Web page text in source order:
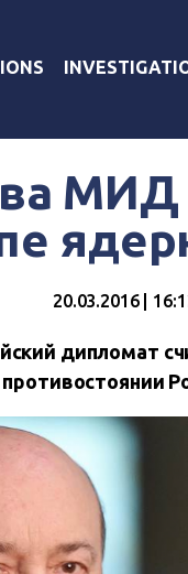
МИД
20.03.2016 |
дипломат